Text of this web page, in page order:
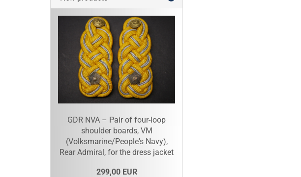
GDR NVA – Pair of four-loop
shoulder boards, VM
(Volksmarine/People's Navy),
Rear Admiral, for the dress jacket
299,00 EUR